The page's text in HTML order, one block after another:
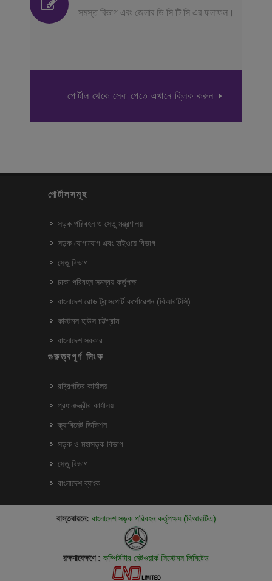
সমস্ত বিভাগ এবং জেলার ডি সি টি সি এর ফলাফল।
পোর্টাল থেকে সেবা পেতে এখানে ক্লিক করুন
পোর্টালসমূহ
সড়ক পরিবহন ও সেতু মন্ত্রণালয়
সড়ক যোগাযোগ এবং হাইওয়ে বিভাগ
সেতু বিভাগ
ঢাকা পরিবহন সমন্বয় কর্তৃপক্ষ
বাংলাদেশ রোড ট্রান্সপোর্ট কর্পোরেশন (বিআরটিসি)
কাস্টমস হাউস চট্টগ্রাম
বাংলাদেশ সরকার
গুরুত্বপূর্ণ লিংক
রাষ্ট্রপতির কার্যালয়
প্রধানমন্ত্রীর কার্যালয়
ক্যাবিনেট ডিভিশন
সড়ক ও মহাসড়ক বিভাগ
সেতু বিভাগ
বাংলাদেশ ব্যাংক
বাস্তবায়নে: বাংলাদেশ সড়ক পরিবহন কর্তৃপক্ষ (বিআরটিএ)
রক্ষণাবেক্ষণে : কম্পিউটার নেটওয়ার্ক সিস্টেমস লিমিটেড